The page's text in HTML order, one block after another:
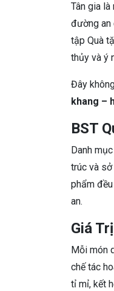
Tân gia
đường an
tập Quà
thủy và ý
Đây
khang –
BST
Danh
trúc và
phẩm
an.
Giá
Mỗi món
chế tác
tỉ mỉ, kết